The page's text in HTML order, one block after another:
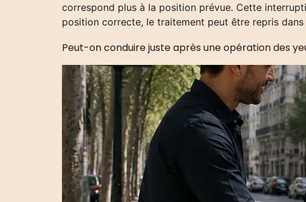
correspond plus à la position prévue. Cette
position correcte, le traitement peut être repris
Peut-on conduire juste après une opération des